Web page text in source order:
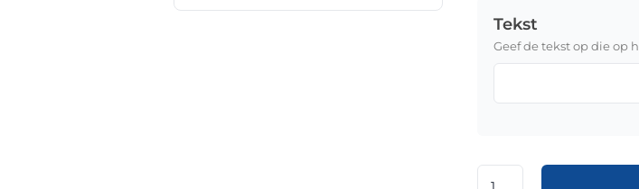
Tekst
Geef de tekst op die op
Tekstbord